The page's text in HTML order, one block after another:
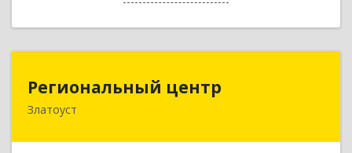
Региональный центр
Златоуст
Региональный центр
456227, Челябинская обл, Златоуст г, Мира пр-